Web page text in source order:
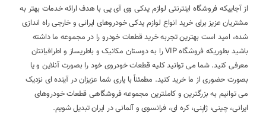
از آجاییکه فروشگاه اینترنتی لوازم یدکی وی آی پی با هدف ارائه خدمات بهتر به
مشتریان عزیز برای خرید انواع لوازم یدکی خودروهای ایرانی و خارجی راه اندازی
شده، امید است بهترین تجربه خرید قطعات خودرو را در مجموعه ما داشته
باشید بطوریکه فروشگاه VIP را به دوستان مکانیک و باطریساز و اطرافیانتان
معرفی کنید. شما می توانید کلیه قطعات خودروی خود را بصورت آنلاین و یا
بصورت حضوری از ما خرید کنید. مطمئناً با یاری شما عزیزان در آینده ای نزدیک
می توانیم به بزرگترین و کاملترین مجموعه فروشگاهی قطعات خودروهای
ایرانی، چینی، ژاپنی، کره ای، فرانسوی و آلمانی در ایران تبدیل شویم.